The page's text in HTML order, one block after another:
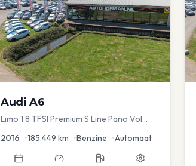
Audi A6
Limo 1.8 TFSI Premium S Line Pano Vol
aKlep
2016 •185.449 km •Benzine •Automaat